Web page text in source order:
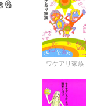
ワケアリ家族